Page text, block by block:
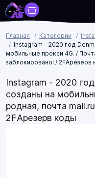
Главная Категории
Instagram - 2020 год
мобильные прокси 4G. /
заблокировано! / 2FAрезерв
Instagram - 2020
созданы на
родная, почта
2FAрезерв коды